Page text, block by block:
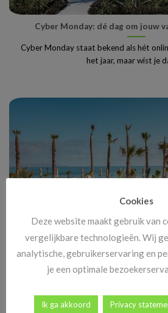
Cyber Monday: dé dag om jouw
Cyber Monday staat bekend als hét
het jaar, maar wist je
Black Friday Vakanties 2025: alle
Black Friday komt eraan, en dat
Cookies
Deze website maakt gebruik van
vergelijkbare technologieën. Wij
analytische, gebruikerservaring en
je een optimale
Ik ga akkoord Privacy